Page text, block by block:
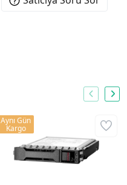
Aynı Gün
Kargo